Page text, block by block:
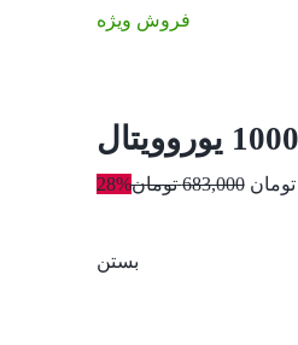
فروش ویژه
28% 683,000 تومان
بستن